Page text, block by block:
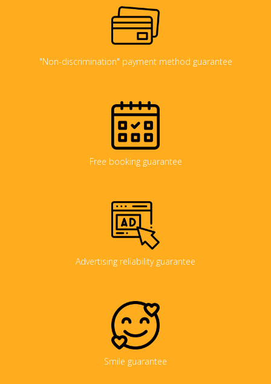
"Non-discrimination" payment method guarantee
Free booking guarantee
Advertising reliability guarantee
Smile guarantee